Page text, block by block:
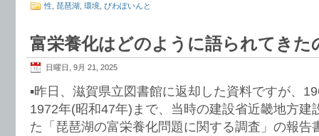
性
琵琶湖 環境 びわぽいんと
富栄養化はどのように語られてき
日曜日, 9月 21, 2025
▪️昨日、滋賀県立図書館に返却した資料ですが、
1972年(昭和47年)まで、当時の建設省近畿地方建
た「琵琶湖の富栄養化問題に関する調査」の報告